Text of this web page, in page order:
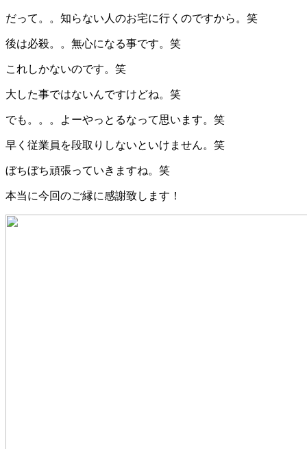
だって。。知らない人のお宅に行くのですから。笑
後は必殺。。無心になる事です。笑
これしかないのです。笑
大した事ではないんですけどね。笑
でも。。。よーやっとるなって思います。笑
早く従業員を段取りしないといけません。笑
ぼちぼち頑張っていきますね。笑
本当に今回のご縁に感謝致します！